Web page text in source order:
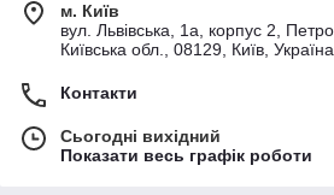
м. Київ
вул. Львівська, 1а, корпус 2,
Київська обл., 08129, Київ, Україна
Контакти
Сьогодні вихідний
Показати весь графік роботи